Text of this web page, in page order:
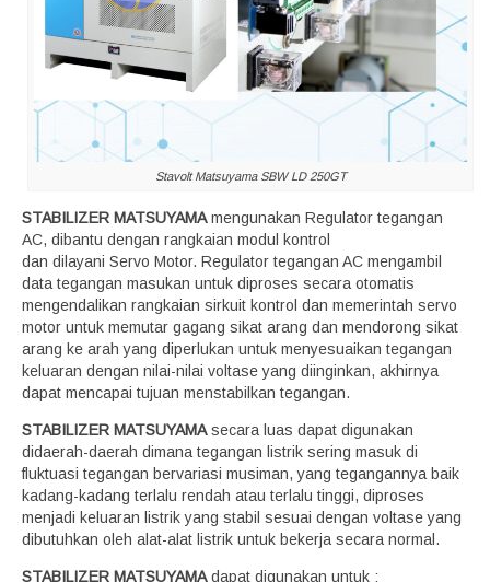
Stavolt Matsuyama SBW LD 250GT
STABILIZER MATSUYAMAmengunakan Regulator tegangan
AC, dibantu dengan rangkaian modul kontrol
dan dilayani Servo Motor. Regulator tegangan AC mengambil
data tegangan masukan untuk diproses secara otomatis
mengendalikan rangkaian sirkuit kontrol dan memerintah servo
motor untuk memutar gagang sikat arang dan mendorong sikat
arang ke arah yang diperlukan untuk menyesuaikan tegangan
keluaran dengan nilai-nilai voltase yang diinginkan, akhirnya
dapat mencapai tujuan menstabilkan tegangan.
STABILIZER MATSUYAMAsecara luas dapat digunakan
didaerah-daerah dimana tegangan listrik sering masuk di
fluktuasi tegangan bervariasi musiman, yang tegangannya baik
kadang-kadang terlalu rendah atau terlalu tinggi, diproses
menjadi keluaran listrik yang stabil sesuai dengan voltase yang
dibutuhkan oleh alat-alat listrik untuk bekerja secara normal.
STABILIZER MATSUYAMAdapat digunakan untuk :